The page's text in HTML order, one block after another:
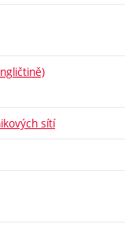
sítí